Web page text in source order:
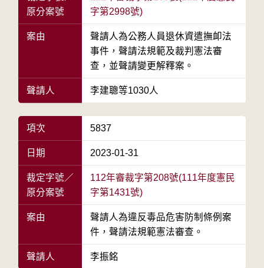
原分案號
字第2998號)
案由
聲請人為公務人員退休資遣撫卹法
事件，聲請法規範及裁判憲法審
查，並聲請變更解釋案。
聲請人 李建聰等1030人
項次 5837
日期 2023-01-31
裁定字號／
原分案號
112年審裁字第208號(111年度憲民
字第1431號)
案由
聲請人為違反毒品危害防制條例案
件，聲請法規範憲法審查。
聲請人 李振銘